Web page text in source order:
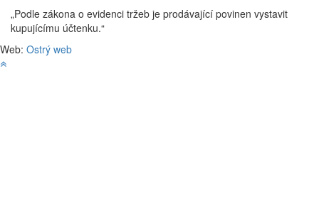
„Podle zákona o evidenci tržeb je prodávající povinen vystavit
kupujícímu účtenku.“
Web: Ostrý web